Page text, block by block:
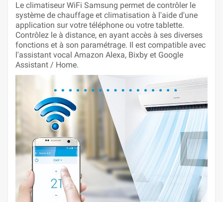
Le climatiseur WiFi Samsung permet de contrôler le
système de chauffage et climatisation à l'aide d'une
application sur votre téléphone ou votre tablette.
Contrôlez le à distance, en ayant accès à ses diverses
fonctions et à son paramétrage. Il est compatible avec
l'assistant vocal Amazon Alexa, Bixby et Google
Assistant / Home.